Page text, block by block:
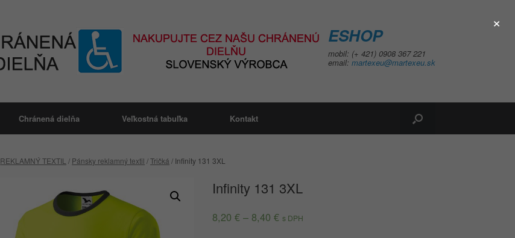
ESHOP
mobil: (+ 421) 0908 367 221
email: martexeu@martexeu.sk
Chránená dielňa Veľkostná tabuľka Kontakt
REKLAMNÝ TEXTIL / Pánsky reklamný textil /Tričká / Infinity 131 3XL
Infinity 131 3XL
8,20€ – 8,40€ s DPH
×